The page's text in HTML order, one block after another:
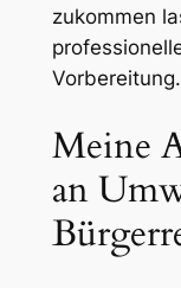
zukommen
Meine
an